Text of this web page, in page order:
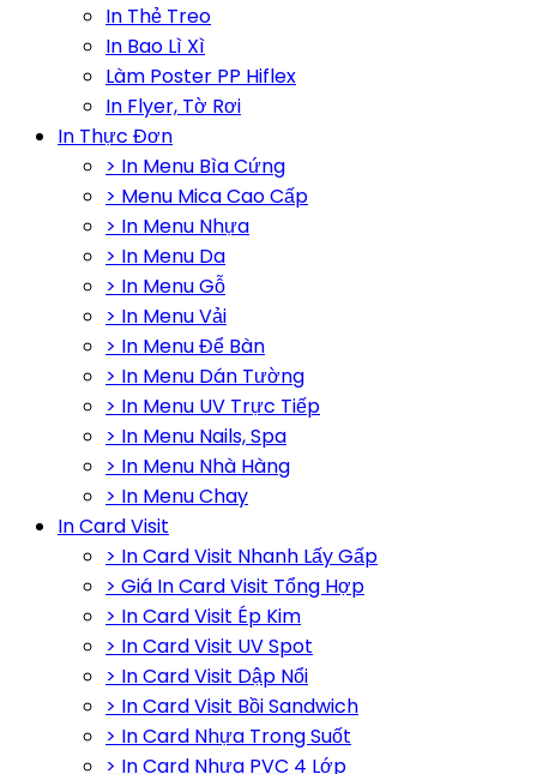
In Thẻ Treo
In Bao Lì Xì
Làm Poster PP Hiflex
In Flyer, Tờ Rơi
In Thực Đơn
> In Menu Bìa Cứng
> Menu Mica Cao Cấp
> In Menu Nhựa
> In Menu Da
> In Menu Gỗ
> In Menu Vải
> In Menu Để Bàn
> In Menu Dán Tường
> In Menu UV Trực Tiếp
> In Menu Nails, Spa
> In Menu Nhà Hàng
> In Menu Chay
In Card Visit
> In Card Visit Nhanh Lấy Gấp
> Giá In Card Visit Tổng Hợp
> In Card Visit Ép Kim
> In Card Visit UV Spot
> In Card Visit Dập Nổi
> In Card Visit Bồi Sandwich
> In Card Nhựa Trong Suốt
> In Card Nhựa PVC 4 Lớp